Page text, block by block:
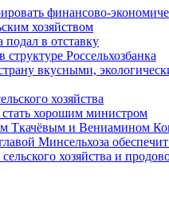
финансово-
хозяйством
подал в отставку
Россельхозбанка
вкусными,
хозяйства
хорошим министром
и Вениамином
Минсельхоза
хозяйства и